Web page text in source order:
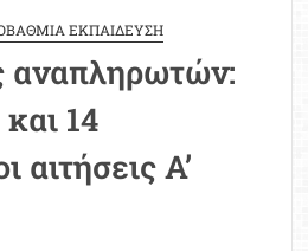
ΕΚΠΑΙΔΕΥΣΗ
αναπληρωτών:
14
αιτήσεις A’